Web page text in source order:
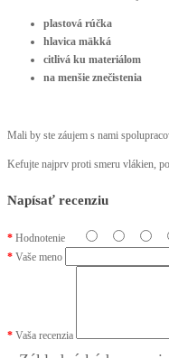
plastová rúčka
hlavica mäkká
citlivá ku materiálom
na menšie znečistenia
Mali by ste záujem s nami
Kefujte najprv proti smeru vlákien,
Napísať recenziu
Hodnotenie
Vaše meno
Vaša recenzia